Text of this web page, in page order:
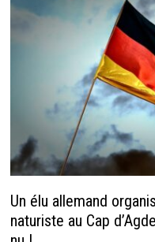
Un élu allemand
naturiste au Cap